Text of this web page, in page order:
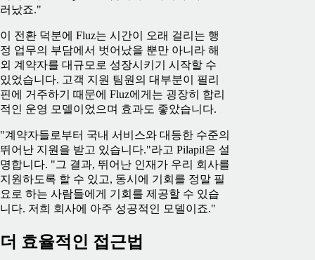
러났죠."
이 전환 덕분에 Fluz는 시간이 오래 걸리는 행
정 업무의 부담에서 벗어났을 뿐만 아니라 해
외 계약자를 대규모로 성장시키기 시작할 수
있었습니다. 고객 지원 팀원의 대부분이 필리
핀에 거주하기 때문에 Fluz에게는 굉장히 합리
적인 운영 모델이었으며 효과도 좋았습니다.
"계약자들로부터 국내 서비스와 대등한 수준의
뛰어난 지원을 받고 있습니다."라고 Pilapil은 설
명합니다. "그 결과, 뛰어난 인재가 우리 회사를
지원하도록 할 수 있고, 동시에 기회를 정말 필
요로 하는 사람들에게 기회를 제공할 수 있습
니다. 저희 회사에 아주 성공적인 모델이죠."
더 효율적인 접근법